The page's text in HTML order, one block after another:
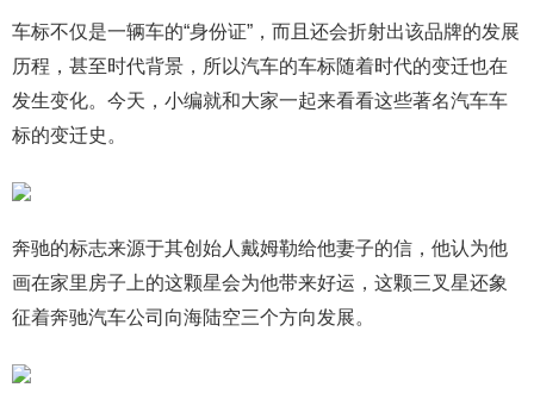
​车标不仅是一辆车的“身份证”，而且还会折射出该品牌的发展
历程，甚至时代背景，所以汽车的车标随着时代的变迁也在
发生变化。今天，小编就和大家一起来看看这些著名汽车车
标的变迁史。
奔驰的标志来源于其创始人戴姆勒给他妻子的信，他认为他
画在家里房子上的这颗星会为他带来好运，这颗三叉星还象
征着奔驰汽车公司向海陆空三个方向发展。